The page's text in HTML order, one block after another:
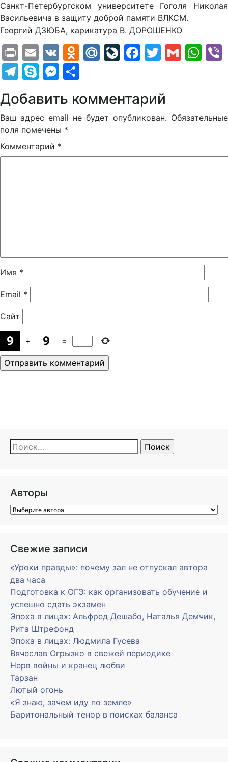
Санкт-Петербургском университете Гоголя Николая
Васильевича в защиту доброй памяти ВЛКСМ.
Георгий ДЗЮБА, карикатура В. ДОРОШЕНКО
PrintEmail
VK Odnoklassniki
Mail.Ru
LiveJournal
Facebook
Twitter
Gmail
Telegram
SkypeMessenger
Добавить комментарий
Ваш адрес email не будет опубликован. Обязательные
поля помечены *
Комментарий *
Имя *
Email *
Сайт
+ =
Найти:
Авторы
Свежие записи
«Уроки правды»: почему зал не отпускал автора
два часа
Подготовка к ОГЭ: как организовать обучение и
успешно сдать экзамен
Эпоха в лицах: Альфред Дешабо, Наталья Демчик,
Рита Штрефонд
Эпоха в лицах: Людмила Гусева
Вячеслав Огрызко в свежей периодике
Нерв войны и кранец любви
Тарзан
Лютый огонь
«Я знаю, зачем иду по земле»
Баритональный тенор в поисках баланса